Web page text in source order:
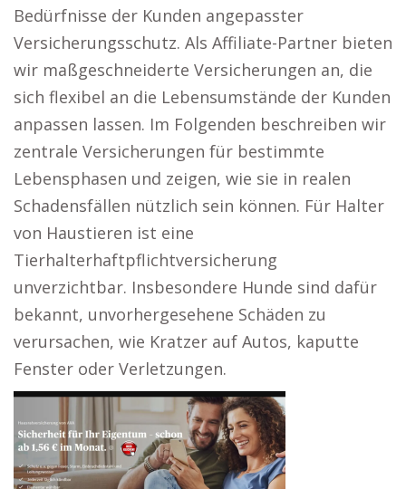
Bedürfnisse der Kunden angepasster
Versicherungsschutz. Als Affiliate-Partner bieten
wir maßgeschneiderte Versicherungen an, die
sich flexibel an die Lebensumstände der Kunden
anpassen lassen. Im Folgenden beschreiben wir
zentrale Versicherungen für bestimmte
Lebensphasen und zeigen, wie sie in realen
Schadensfällen nützlich sein können. Für Halter
von Haustieren ist eine
Tierhalterhaftpflichtversicherung
unverzichtbar. Insbesondere Hunde sind dafür
bekannt, unvorhergesehene Schäden zu
verursachen, wie Kratzer auf Autos, kaputte
Fenster oder Verletzungen.